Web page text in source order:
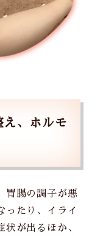
、ホルモ
胃腸の調子が悪
ったり、イライ
が出るほか、